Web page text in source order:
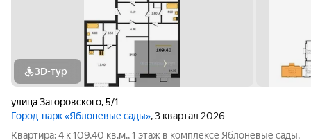
3D-тур
улица Загоровского,5/1
Город-парк «Яблоневые сады», 3 квартал 2026
Квартира: 4 к 109,40 кв.м., 1 этаж в комплексе Яблоневые сады,